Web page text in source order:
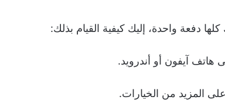
دفعة واحدة، إليك كيفية القيام بذلك:
المزيد من الخيارات.